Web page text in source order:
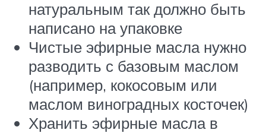
натуральным так должно быть
написано на упаковке
Чистые эфирные масла нужно
разводить с базовым маслом
(например, кокосовым или
маслом виноградных косточек)
Хранить эфирные масла в